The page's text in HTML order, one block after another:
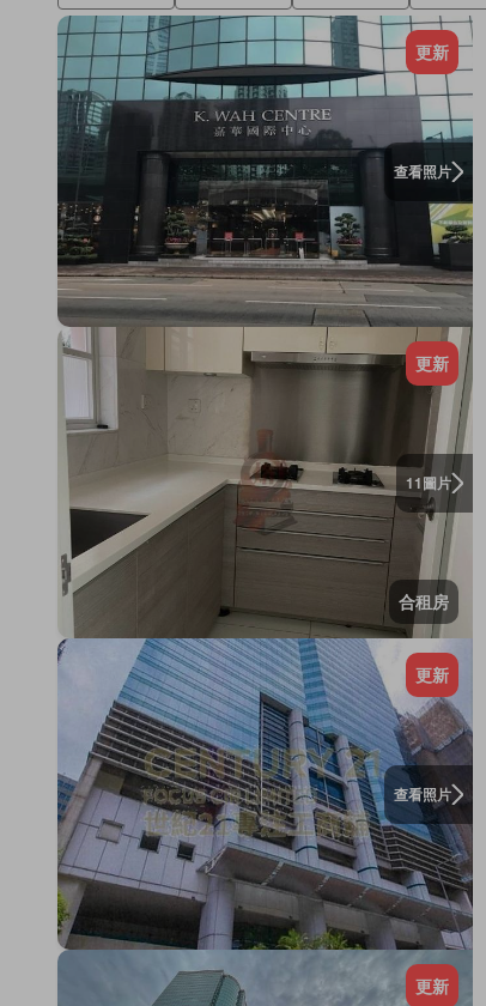
查看照片
更新
11圖片
更新
合租房
查看照片
更新
更新